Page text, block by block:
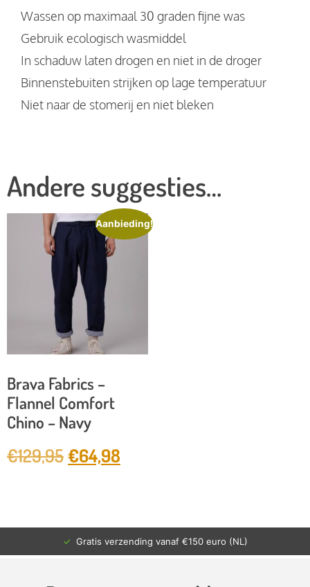
Wassen op maximaal 30 graden fijne was
Gebruik ecologisch wasmiddel
In schaduw laten drogen en niet in de droger
Binnenstebuiten strijken op lage temperatuur
Niet naar de stomerij en niet bleken
Andere suggesties…
Aanbieding!
Brava Fabrics –
Flannel Comfort
Chino – Navy
€129,95€64,98
✓ Gratis verzending vanaf €150 euro (NL)